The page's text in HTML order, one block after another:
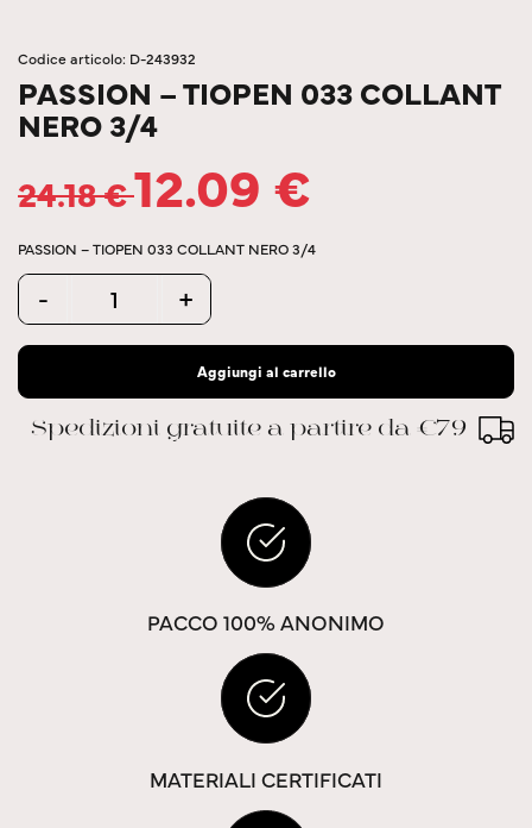
Codice articolo: D-243932
PASSION – TIOPEN 033 COLLANT
NERO 3/4
24.18€12.09 €
PASSION – TIOPEN 033 COLLANT NERO 3/4
Quantity
- +
Aggiungi al carrello
Spedizioni gratuite a partire da €79
PACCO 100% ANONIMO
MATERIALI CERTIFICATI